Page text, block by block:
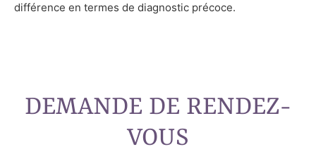
différence en termes de diagnostic précoce.
DEMANDE DE RENDEZ-
VOUS